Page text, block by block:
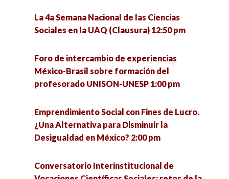
Conversatorio en torno a las experiencias de
defensa de la vida de la Comunidad Ecológica
Análisis de la implementación del acuerdo del
tercer país seguro en Guatemala 5:00 pm
La resiliencia como eje para enfrentar el futuro
desde las personas mayores (1) 5:00 pm
Metodología cualitativa, grupo de trabajo
colaborativo para la mejora de la gestión e
La media naranja: el mito del amor como
completud 4:00 pm
Migración en tiempos del COVID-19 4:00 pm
Un acercamiento básico a la perspectiva de
común? 4:00 pm
La 4a Semana Nacional de las Ciencias
Sociales en la UAQ (Clausura) 12:50 pm
Foro de intercambio de experiencias
México-Brasil sobre formación del
profesorado UNISON-UNESP 1:00 pm
Emprendimiento Social con Fines de Lucro.
¿Una Alternativa para Disminuir la
Desigualdad en México? 2:00 pm
Conversatorio Interinstitucional de